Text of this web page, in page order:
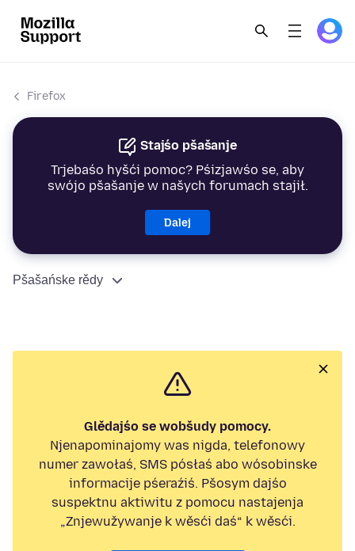
Firefox
Stajśo pšašanje
Trjebaśo hyšći pomoc? Pśizjawśo se, aby
swójo pšašanje w našych forumach stajił.
Dalej
Pšašańske rědy
Glědajśo se wobšudy pomocy.
Njenapominajomy was nigda, telefonowy
numer zawołaś, SMS pósłaś abo wósobinske
informacije pśeraźiś. Pšosym dajśo
suspektnu aktiwitu z pomocu nastajenja
„Znjewužywanje k wěsći daś“ k wěsći.